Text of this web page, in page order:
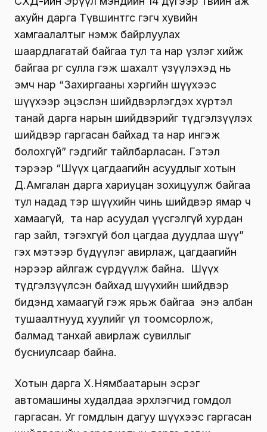
ахуйн дарга Түвшинтөгс гэгч хувийн
хамгаалалтыг нэмж байрлуулах
шаардлагатай байгаа тул та нар үзлэг хийж
байгаа өрөөгөө сулла гэж шахалт үзүүлэхэд нь
эмч нар “Захиргааны хэргийн шүүхээс
шүүхээр эцэслэн шийдвэрлэгдэх хүртэл
танай дарга нарын шийдвэрийг түдгэлзүүлэх
шийдвэр гаргасан байхад та нар ингэж
болохгүй” гэдгийг тайлбарласан. Гэтэл
тэрээр “Шүүх цагдаагийн асуудлыг хотын
Д.Амгалан дарга хариуцан зохицуулж байгаа
тул надад тэр шүүхийн чинь шийдвэр ямар ч
хамаагүй, та нар асуудал үүсгэлгүй хурдан
гар зайл, тэгэхгүй бол цагдаа дуудлаа шүү”
гэх мэтээр бүдүүлэг авирлаж, цагдаагийн
нэрээр айлгаж сүрдүүлж байна. Шүүх
түдгэлзүүлсэн байхад шүүхийн шийдвэр
бидэнд хамаагүй гэж ярьж байгаа энэ албан
тушаалтнууд хуулийг үл тоомсорлож,
балмад танхай авирлаж сувиллыг
бусниулсаар байна.
Хотын дарга Х.Нямбаатарын эсрэг
автомашины худалдаа эрхлэгчид гомдол
гаргасан. Уг гомдлын дагуу шүүхээс гаргасан